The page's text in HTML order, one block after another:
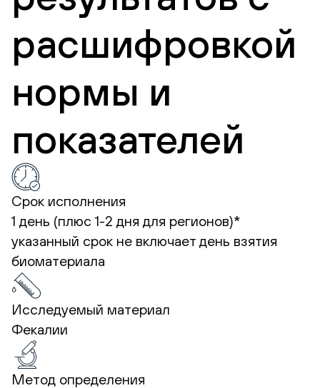
расшифровкой
нормы и
показателей
Срок исполнения
1 день (плюс 1-2 дня для регионов)*
указанный срок не включает день взятия
биоматериала
Исследуемый материал
Фекалии
Метод определения